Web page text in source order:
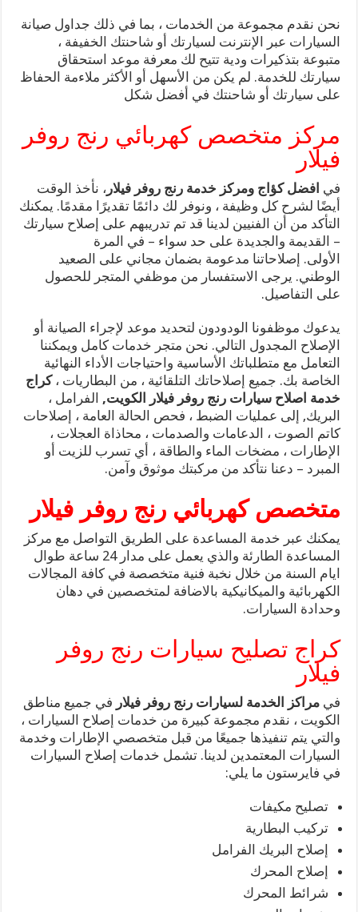
نحن نقدم مجموعة من الخدمات ، بما في ذلك جداول صيانة
السيارات عبر الإنترنت لسيارتك أو شاحنتك الخفيفة ،
متبوعة بتذكيرات ودية تتيح لك معرفة موعد استحقاق
سيارتك للخدمة. لم يكن من الأسهل أو الأكثر ملاءمة الحفاظ
على سيارتك أو شاحنتك في أفضل شكل
مركز متخصص كهربائي رنج روفر
فيلار
في افضل كؤاج ومركز خدمة رنج روفر فيلار ، نأخذ الوقت
أيضًا لشرح كل وظيفة ، ونوفر لك دائمًا تقديرًا مقدمًا. يمكنك
التأكد من أن الفنيين لدينا قد تم تدريبهم على إصلاح سيارتك
– القديمة والجديدة على حد سواء – في المرة
الأولى. إصلاحاتنا مدعومة بضمان مجاني على الصعيد
الوطني. يرجى الاستفسار من موظفي المتجر للحصول
على التفاصيل.
يدعوك موظفونا الودودون لتحديد موعد لإجراء الصيانة أو
الإصلاح المجدول التالي. نحن متجر خدمات كامل ويمكننا
التعامل مع متطلباتك الأساسية واحتياجات الأداء النهائية
الخاصة بك. جميع إصلاحاتك التلقائية ، من البطاريات ،كراج
خدمة اصلاح سيارات رنج روفر فيلار الكويت, الفرامل ،
البريك, إلى عمليات الضبط ، فحص الحالة العامة ، إصلاحات
كاتم الصوت ، الدعامات والصدمات ، محاذاة العجلات ،
الإطارات ، مضخات الماء والطاقة ، أي تسرب للزيت أو
المبرد – دعنا نتأكد من مركبتك موثوق وآمن.
متخصص كهربائي رنج روفر فيلار
يمكنك عبر خدمة المساعدة على الطريق التواصل مع مركز
المساعدة الطارئة والذي يعمل على مدار 24 ساعة طوال
ايام السنة من خلال نخبة فنية متخصصة في كافة المجالات
الكهربائية والميكانيكية بالاضافة لمتخصصين في دهان
وحدادة السيارات.
كراج تصليح سيارات رنج روفر
فيلار
فيمراكز الخدمة لسيارات رنج روفر فيلار في جميع مناطق
الكويت ، نقدم مجموعة كبيرة من خدمات إصلاح السيارات ،
والتي يتم تنفيذها جميعًا من قبل متخصصي الإطارات وخدمة
السيارات المعتمدين لدينا. تشمل خدمات إصلاح السيارات
في فايرستون ما يلي:
تصليح مكيفات
تركيب البطارية
إصلاح البريك الفرامل
إصلاح المحرك
شرائط المحرك